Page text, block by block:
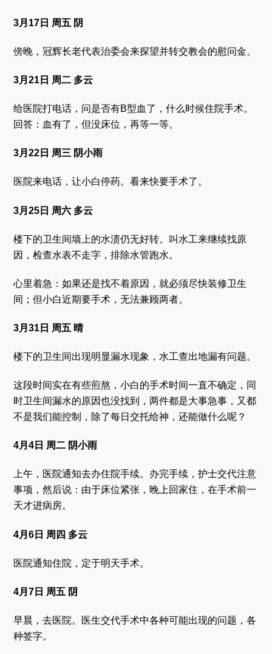
3月17日 周五 阴
傍晚，冠辉长老代表治委会来探望并转交教会的慰问金。
3月21日 周二 多云
给医院打电话，问是否有B型血了，什么时候住院手术。
回答：血有了，但没床位，再等一等。
3月22日 周三 阴小雨
医院来电话，让小白停药。看来快要手术了。
3月25日 周六 多云
楼下的卫生间墙上的水渍仍无好转。叫水工来继续找原
因，检查水表不走字，排除水管跑水。
心里着急：如果还是找不着原因，就必须尽快装修卫生
间；但小白近期要手术，无法兼顾两者。
3月31日 周五 晴
楼下的卫生间出现明显漏水现象，水工查出地漏有问题。
这段时间实在有些煎熬，小白的手术时间一直不确定，同
时卫生间漏水的原因也没找到，两件都是大事急事，又都
不是我们能控制，除了每日交托给神，还能做什么呢？
4月4日 周二 阴小雨
上午，医院通知去办住院手续。办完手续，护士交代注意
事项，然后说：由于床位紧张，晚上回家住，在手术前一
天才进病房。
4月6日 周四 多云
医院通知住院，定于明天手术。
4月7日 周五 阴
早晨，去医院。医生交代手术中各种可能出现的问题，各
种签字。